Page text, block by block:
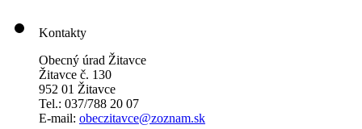
Kontakty
Obecný úrad Žitavce
Žitavce č. 130
952 01 Žitavce
Tel.: 037/788 20 07
E-mail: obeczitavce@zoznam.sk